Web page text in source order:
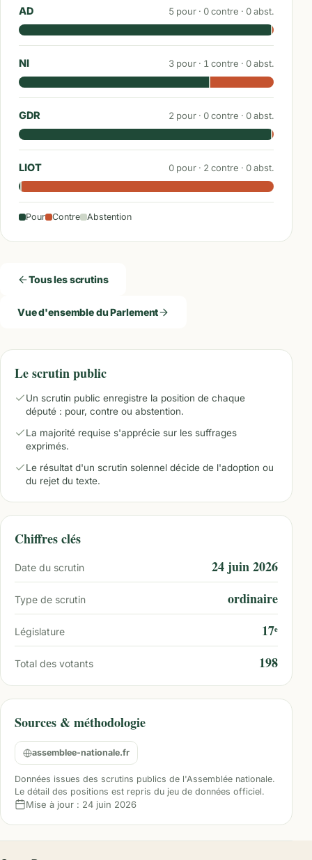
AD 5 pour · 0contre · 0abst.
NI 3 pour · 1 contre · 0abst.
GDR 2 pour · 0contre · 0abst.
LIOT 0 pour · 2 contre · 0abst.
Pour Contre Abstention
Tous les scrutins
Vue d'ensemble du Parlement
Le scrutin public
Un scrutin public enregistre la position de chaque
député : pour, contre ou abstention.
La majorité requise s'apprécie sur les suffrages
exprimés.
Le résultat d'un scrutin solennel décide de l'adoption ou
du rejet du texte.
Chiffres clés
Date du scrutin 24 juin 2026
Type de scrutin ordinaire
Législature 17ᵉ
Total des votants 198
Sources & méthodologie
assemblee-nationale.fr
Données issues des scrutins publics de l'Assemblée nationale.
Le détail des positions est repris du jeu de données officiel.
Mise à jour : 24 juin 2026